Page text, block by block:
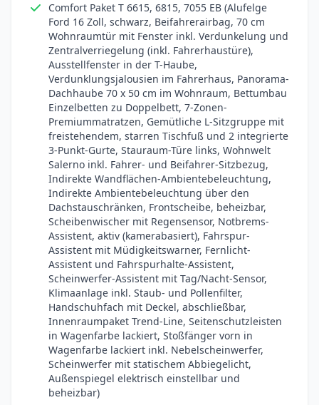
Comfort Paket T 6615, 6815, 7055 EB (Alufelge
Ford 16 Zoll, schwarz, Beifahrerairbag, 70 cm
Wohnraumtür mit Fenster inkl. Verdunkelung und
Zentralverriegelung (inkl. Fahrerhaustüre),
Ausstellfenster in der T-Haube,
Verdunklungsjalousien im Fahrerhaus, Panorama-
Dachhaube 70 x 50 cm im Wohnraum, Bettumbau
Einzelbetten zu Doppelbett, 7-Zonen-
Premiummatratzen, Gemütliche L-Sitzgruppe mit
freistehendem, starren Tischfuß und 2 integrierte
3-Punkt-Gurte, Stauraum-Türe links, Wohnwelt
Salerno inkl. Fahrer- und Beifahrer-Sitzbezug,
Indirekte Wandflächen-Ambientebeleuchtung,
Indirekte Ambientebeleuchtung über den
Dachstauschränken, Frontscheibe, beheizbar,
Scheibenwischer mit Regensensor, Notbrems-
Assistent, aktiv (kamerabasiert), Fahrspur-
Assistent mit Müdigkeitswarner, Fernlicht-
Assistent und Fahrspurhalte-Assistent,
Scheinwerfer-Assistent mit Tag/Nacht-Sensor,
Klimaanlage inkl. Staub- und Pollenfilter,
Handschuhfach mit Deckel, abschließbar,
Innenraumpaket Trend-Line, Seitenschutzleisten
in Wagenfarbe lackiert, Stoßfänger vorn in
Wagenfarbe lackiert inkl. Nebelscheinwerfer,
Scheinwerfer mit statischem Abbiegelicht,
Außenspiegel elektrisch einstellbar und
beheizbar)